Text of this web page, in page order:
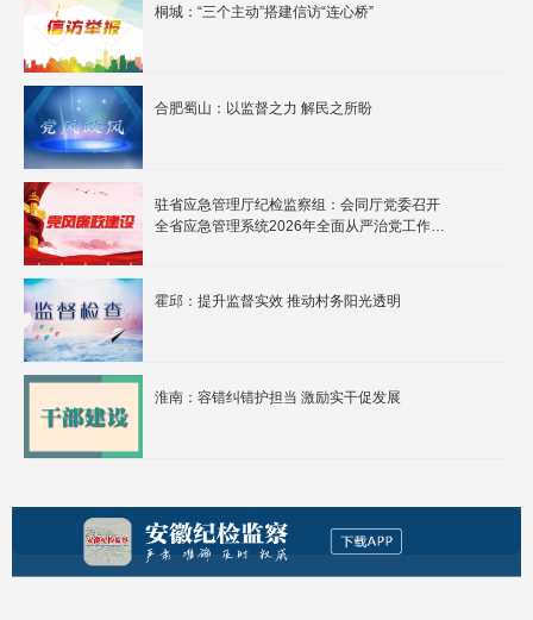
桐城：“三个主动”搭建信访“连心桥”
合肥蜀山：以监督之力 解民之所盼
驻省应急管理厅纪检监察组：会同厅党委召开
全省应急管理系统2026年全面从严治党工作暨
霍邱：提升监督实效 推动村务阳光透明
淮南：容错纠错护担当 激励实干促发展